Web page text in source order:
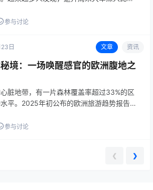
私藏干货——怎么玩得地道还不挤。 住宿别
参与讨论
日 文章 资讯
境：一场唤醒感官的欧洲腹地之
脏地带，有一片森林覆盖率超过33%的区
平。2025年初公布的欧洲旅游趋势报告
。它不再是匆匆而过的中转站，而是越来
参与讨论
❮ ❯